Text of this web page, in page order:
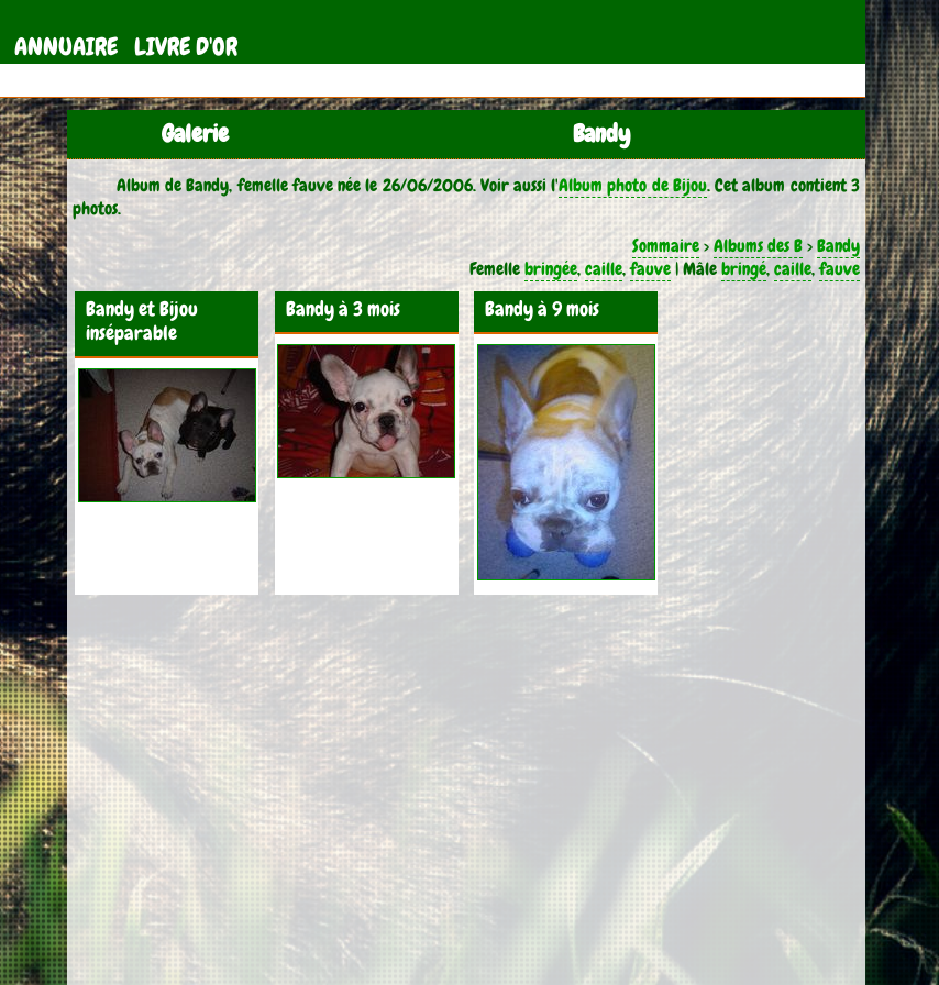
ANNUAIRE LIVRE D'OR
Galerie Bandy
Album de Bandy, femelle fauve née le 26/06/2006. Voir aussi l'Album photo de Bijou. Cet album contient 3
photos.
Sommaire>Albums des B>Bandy
Femellebringée,caille,fauve| Mâlebringé,caille,fauve
Bandy et Bijou
inséparable
Bandy à 3 mois Bandy à 9 mois